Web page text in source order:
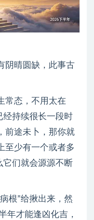
阴晴圆缺，此事古
常态，不用太在
经持续很长一段时
前途未卜，那你就
至少有一个或者多
它们就会源源不断
根”给揪出来，然
年才能逢凶化吉，